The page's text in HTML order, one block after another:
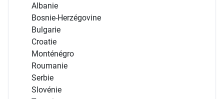
Albanie
Bosnie-Herzégovine
Bulgarie
Croatie
Monténégro
Roumanie
Serbie
Slovénie